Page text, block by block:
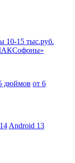
10-15 тыс.руб.
дюймов от 6
Android 13